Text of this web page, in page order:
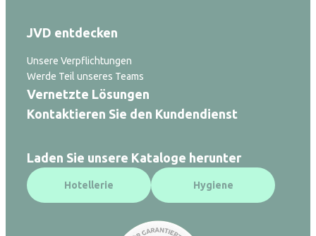
JVD entdecken
Unsere Verpflichtungen
Werde Teil unseres Teams
Vernetzte Lösungen
Kontaktieren Sie den Kundendienst
Laden Sie unsere Kataloge herunter
Hotellerie Hygiene